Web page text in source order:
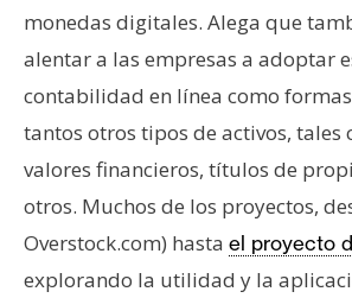
monedas digitales. Alega que
alentar a las empresas a adoptar
contabilidad en línea como
tantos otros tipos de activos, tales
valores financieros, títulos de
otros. Muchos de los proyectos,
Overstock.com) hasta el proyecto
explorando la utilidad y la